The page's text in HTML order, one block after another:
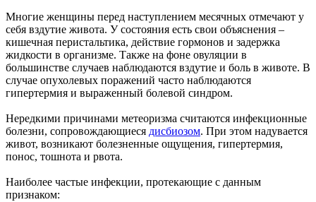
Многие женщины перед наступлением месячных отмечают у
себя вздутие живота. У состояния есть свои объяснения –
кишечная перистальтика, действие гормонов и задержка
жидкости в организме. Также на фоне овуляции в
большинстве случаев наблюдаются вздутие и боль в животе. В
случае опухолевых поражений часто наблюдаются
гипертермия и выраженный болевой синдром.
Нередкими причинами метеоризма считаются инфекционные
болезни, сопровождающиеся дисбиозом. При этом надувается
живот, возникают болезненные ощущения, гипертермия,
понос, тошнота и рвота.
Наиболее частые инфекции, протекающие с данным
признаком: